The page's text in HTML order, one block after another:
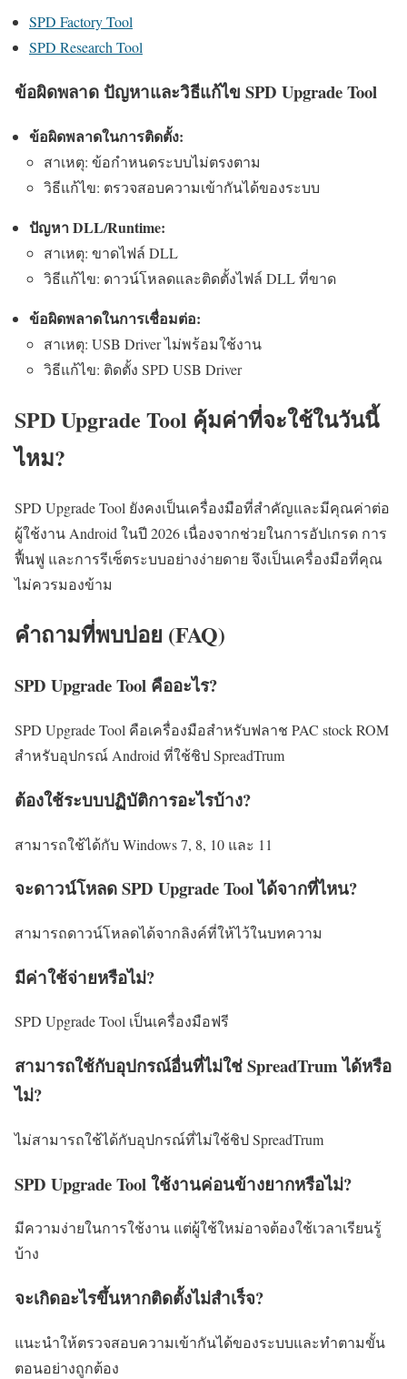
SPD Factory Tool
SPD Research Tool
ข้อผิดพลาด ปัญหาและวิธีแก้ไข SPD Upgrade Tool
ข้อผิดพลาดในการติดตั้ง:
สาเหตุ: ข้อกำหนดระบบไม่ตรงตาม
วิธีแก้ไข: ตรวจสอบความเข้ากันได้ของระบบ
ปัญหา DLL/Runtime:
สาเหตุ: ขาดไฟล์ DLL
วิธีแก้ไข: ดาวน์โหลดและติดตั้งไฟล์ DLL ที่ขาด
ข้อผิดพลาดในการเชื่อมต่อ:
สาเหตุ: USB Driver ไม่พร้อมใช้งาน
วิธีแก้ไข: ติดตั้ง SPD USB Driver
SPD Upgrade Tool คุ้มค่าที่จะใช้ในวันนี้
ไหม?
SPD Upgrade Tool ยังคงเป็นเครื่องมือที่สำคัญและมีคุณค่าต่อ
ผู้ใช้งาน Android ในปี 2026 เนื่องจากช่วยในการอัปเกรด การ
ฟื้นฟู และการรีเซ็ตระบบอย่างง่ายดาย จึงเป็นเครื่องมือที่คุณ
ไม่ควรมองข้าม
คำถามที่พบบ่อย (FAQ)
SPD Upgrade Tool คืออะไร?
SPD Upgrade Tool คือเครื่องมือสำหรับฟลาช PAC stock ROM
สำหรับอุปกรณ์ Android ที่ใช้ชิป SpreadTrum
ต้องใช้ระบบปฏิบัติการอะไรบ้าง?
สามารถใช้ได้กับ Windows 7, 8, 10 และ 11
จะดาวน์โหลด SPD Upgrade Tool ได้จากที่ไหน?
สามารถดาวน์โหลดได้จากลิงค์ที่ให้ไว้ในบทความ
มีค่าใช้จ่ายหรือไม่?
SPD Upgrade Tool เป็นเครื่องมือฟรี
สามารถใช้กับอุปกรณ์อื่นที่ไม่ใช่ SpreadTrum ได้หรือ
ไม่?
ไม่สามารถใช้ได้กับอุปกรณ์ที่ไม่ใช้ชิป SpreadTrum
SPD Upgrade Tool ใช้งานค่อนข้างยากหรือไม่?
มีความง่ายในการใช้งาน แต่ผู้ใช้ใหม่อาจต้องใช้เวลาเรียนรู้
บ้าง
จะเกิดอะไรขึ้นหากติดตั้งไม่สำเร็จ?
แนะนำให้ตรวจสอบความเข้ากันได้ของระบบและทำตามขั้น
ตอนอย่างถูกต้อง